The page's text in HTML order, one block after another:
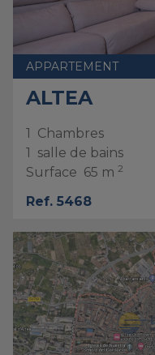
APPARTEMENT
ALTEA
1 Chambres
1 salle de bains
Surface 65 m 2
Ref. 5468